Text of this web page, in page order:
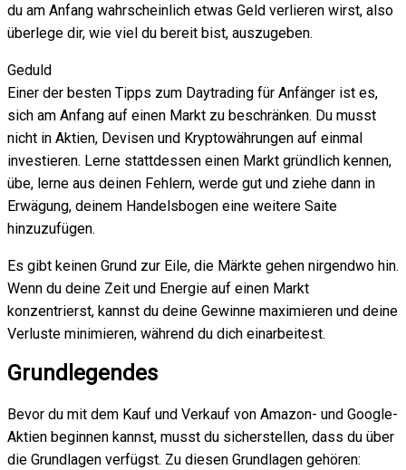
du am Anfang wahrscheinlich etwas Geld verlieren wirst, also
überlege dir, wie viel du bereit bist, auszugeben.
Geduld
Einer der besten Tipps zum Daytrading für Anfänger ist es,
sich am Anfang auf einen Markt zu beschränken. Du musst
nicht in Aktien, Devisen und Kryptowährungen auf einmal
investieren. Lerne stattdessen einen Markt gründlich kennen,
übe, lerne aus deinen Fehlern, werde gut und ziehe dann in
Erwägung, deinem Handelsbogen eine weitere Saite
hinzuzufügen.
Es gibt keinen Grund zur Eile, die Märkte gehen nirgendwo hin.
Wenn du deine Zeit und Energie auf einen Markt
konzentrierst, kannst du deine Gewinne maximieren und deine
Verluste minimieren, während du dich einarbeitest.
Grundlegendes
Bevor du mit dem Kauf und Verkauf von Amazon- und Google-
Aktien beginnen kannst, musst du sicherstellen, dass du über
die Grundlagen verfügst. Zu diesen Grundlagen gehören: